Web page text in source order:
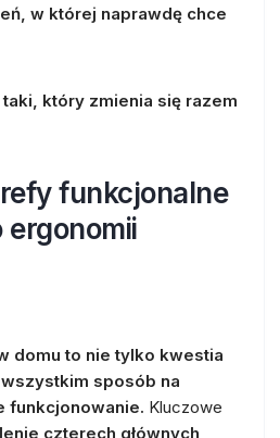
w której naprawdę chce
który zmienia się razem
funkcjonalne
ergonomii
domu to nie tylko kwestia
sposób na
funkcjonowanie. Kluczowe
czterech głównych